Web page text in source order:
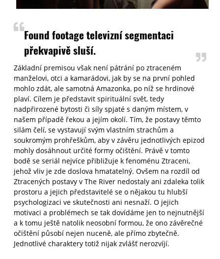
Found footage televizní segmentaci
překvapivě sluší.
Základní premisou však není pátrání po ztraceném
manželovi, otci a kamarádovi, jak by se na první pohled
mohlo zdát, ale samotná Amazonka, po níž se hrdinové
plaví. Cílem je představit spirituální svět, tedy
nadpřirozené bytosti či síly spjaté s daným místem, v
našem případě řekou a jejím okolí. Tím, že postavy těmto
silám čelí, se vystavují svým vlastním strachům a
soukromým prohřeškům, aby v závěru jednotlivých epizod
mohly dosáhnout určité formy očištění. Právě v tomto
bodě se seriál nejvíce přibližuje k fenoménu Ztraceni,
jehož vliv je zde doslova hmatatelný. Ovšem na rozdíl od
Ztracených postavy v The River nedostaly ani zdaleka tolik
prostoru a jejich představitelé se o nějakou tu hlubší
psychologizaci ve skutečnosti ani nesnaží. O jejich
motivaci a problémech se tak dovídáme jen to nejnutnější
a k tomu ještě natolik neosobní formou, že ono závěrečné
očištění působí nejen nuceně, ale přímo zbytečně.
Jednotlivé charaktery totiž nijak zvlášť nerozvíjí.